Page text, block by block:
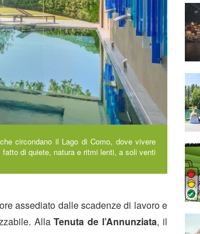
circondano il Lago di Como, dove vivere
di quiete, natura e ritmi lenti, a soli venti
assediato dalle scadenze di lavoro e
AllaTenuta de l’Annunziata, il